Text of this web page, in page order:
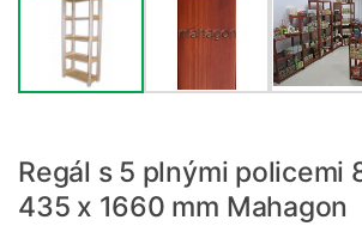
Regál s 5 plnými policemi
435 x 1660 mm Mahagon